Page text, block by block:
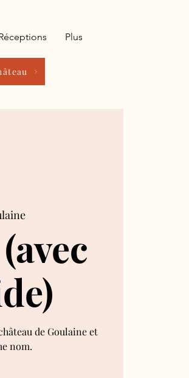
Plus
de Goulaine et
nom.